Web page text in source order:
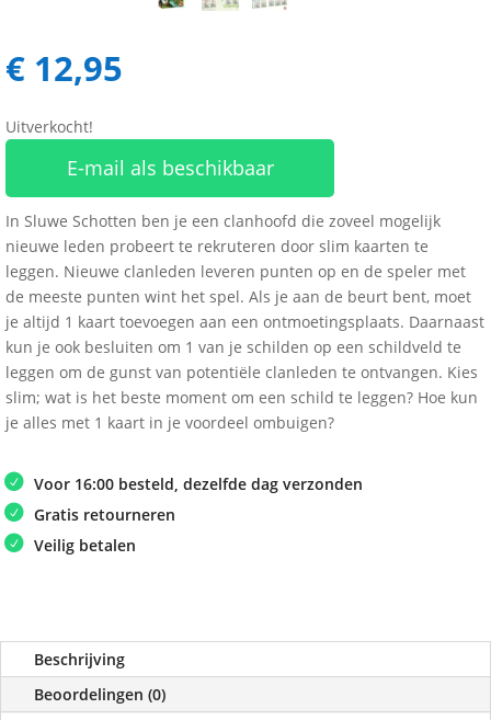
€ 12,95
Uitverkocht!
E-mail als beschikbaar
In Sluwe Schotten ben je een clanhoofd die zoveel mogelijk
nieuwe leden probeert te rekruteren door slim kaarten te
leggen. Nieuwe clanleden leveren punten op en de speler met
de meeste punten wint het spel. Als je aan de beurt bent, moet
je altijd 1 kaart toevoegen aan een ontmoetingsplaats. Daarnaast
kun je ook besluiten om 1 van je schilden op een schildveld te
leggen om de gunst van potentiële clanleden te ontvangen. Kies
slim; wat is het beste moment om een schild te leggen? Hoe kun
je alles met 1 kaart in je voordeel ombuigen?
Voor 16:00 besteld, dezelfde dag verzonden
Gratis retourneren
Veilig betalen
Beschrijving
Beoordelingen (0)